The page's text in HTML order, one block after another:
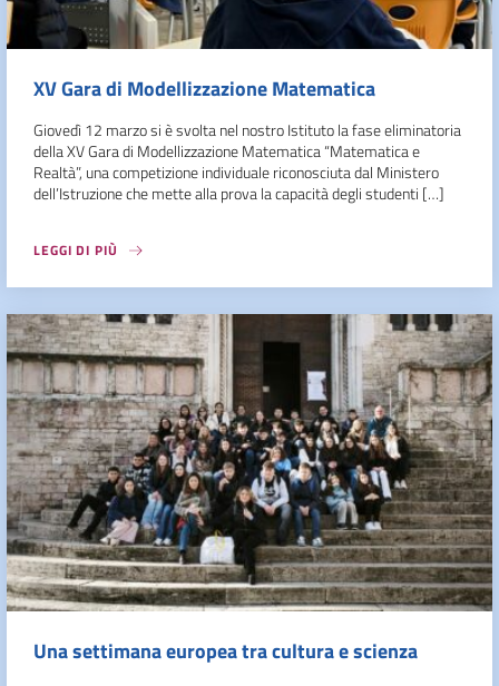
XV Gara di Modellizzazione Matematica
Giovedì 12 marzo si è svolta nel nostro Istituto la fase eliminatoria
della XV Gara di Modellizzazione Matematica “Matematica e
Realtà”, una competizione individuale riconosciuta dal Ministero
dell’Istruzione che mette alla prova la capacità degli studenti […]
LEGGI DI PIÙ
Una settimana europea tra cultura e scienza